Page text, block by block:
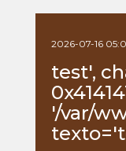
2026-07-16
test',
'/var/